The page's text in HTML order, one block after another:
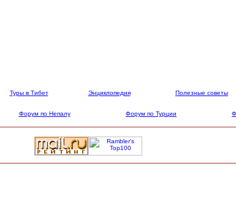
Туры в Тибет Энциклопедия Полезные советы
Форум по Непалу Форум по Турции